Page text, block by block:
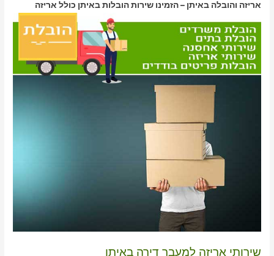
אריזה והובלה באיתן – הזמינו שירות הובלות באיתן כולל אריזה
שירותי אריזה למעבר דירה באיתן